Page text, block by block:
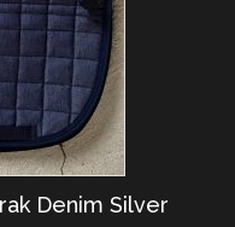
Denim Silver